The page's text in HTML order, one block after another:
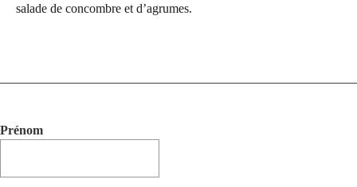
salade de concombre et d’agrumes.
Prénom